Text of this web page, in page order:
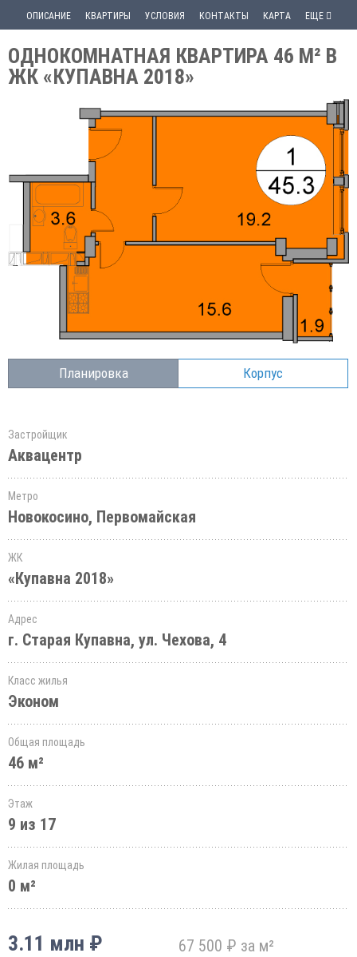
ОПИСАНИЕ КВАРТИРЫ УСЛОВИЯ КОНТАКТЫ КАРТА ЕЩЕ
ОДНОКОМНАТНАЯ КВАРТИРА 46 М² В
ЖК «КУПАВНА 2018»
Планировка Корпус
Застройщик
Аквацентр
Метро
Новокосино, Первомайская
ЖК
«Купавна 2018»
Адрес
г. Старая Купавна, ул. Чехова, 4
Класс жилья
Эконом
Общая площадь
46 м²
Этаж
9 из 17
Жилая площадь
0 м²
3.11 млн ₽ 67 500 ₽ за м²